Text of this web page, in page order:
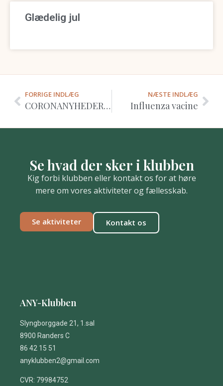
Glædelig jul
FORRIGE INDLÆG
CORONANYHEDER OPSTART
NÆSTE INDLÆG
Influenza vacine
Se hvad der sker i klubben
Kig forbi klubben eller kontakt os for at høre
mere om vores aktiviteter og fællesskab.
Se aktiviteter Kontakt os
ANY-Klubben
Slyngborggade 21, 1.sal
8900 Randers C
86 42 15 51
anyklubben2@gmail.com
CVR: 79984752